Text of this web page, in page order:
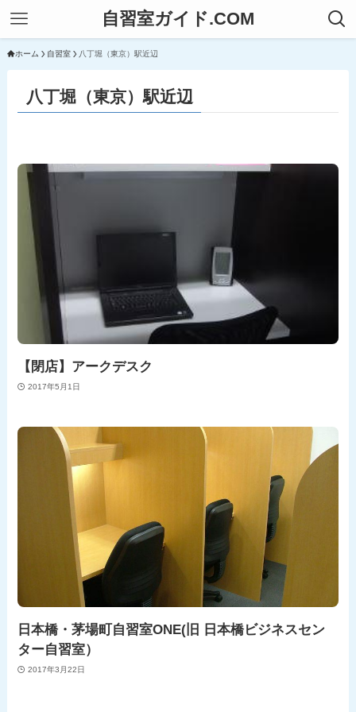
自習室ガイド.COM
ホーム 自習室 八丁堀（東京）駅近辺
八丁堀（東京）駅近辺
【閉店】アークデスク
2017年5月1日
日本橋・茅場町自習室ONE(旧 日本橋ビジネスセン
ター自習室）
2017年3月22日